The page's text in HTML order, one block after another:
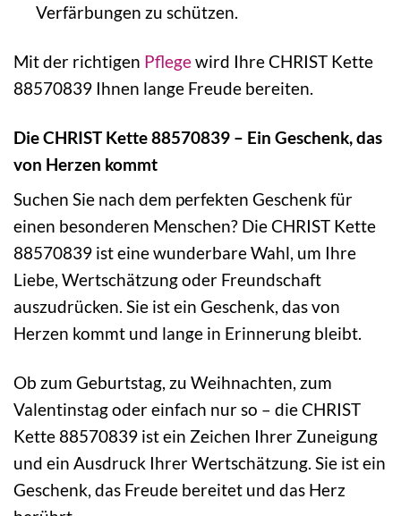
Verfärbungen zu schützen.
Mit der richtigen Pflegewird Ihre CHRIST Kette
88570839 Ihnen lange Freude bereiten.
Die CHRIST Kette 88570839 – Ein Geschenk, das
von Herzen kommt
Suchen Sie nach dem perfekten Geschenk für
einen besonderen Menschen? Die CHRIST Kette
88570839 ist eine wunderbare Wahl, um Ihre
Liebe, Wertschätzung oder Freundschaft
auszudrücken. Sie ist ein Geschenk, das von
Herzen kommt und lange in Erinnerung bleibt.
Ob zum Geburtstag, zu Weihnachten, zum
Valentinstag oder einfach nur so – die CHRIST
Kette 88570839 ist ein Zeichen Ihrer Zuneigung
und ein Ausdruck Ihrer Wertschätzung. Sie ist ein
Geschenk, das Freude bereitet und das Herz